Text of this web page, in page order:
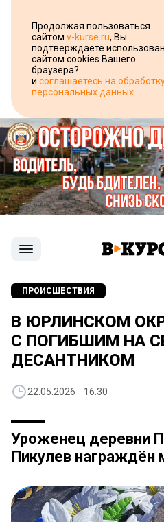
Продолжая пользоваться
сайтом v-kurse.ru, Вы
подтверждаете
сайтом cookies Вашего
браузера?
и соглашаетесь на
персональных данных
ПРОИСШЕСТВИЯ
В ЮРЛИНСКОМ
С ПОГИБШИМ НА
ДЕСАНТНИКОМ
22.05.2026 16:30
Уроженец деревни
Пикулев